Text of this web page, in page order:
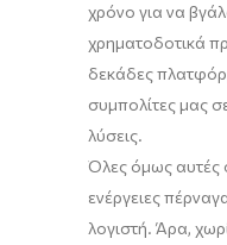
χρόνο για να
χρηματοδοτικά
δεκάδες
συμπολίτες μας
λύσεις.
Όλες όμως αυτές
ενέργειες
λογιστή. Άρα,